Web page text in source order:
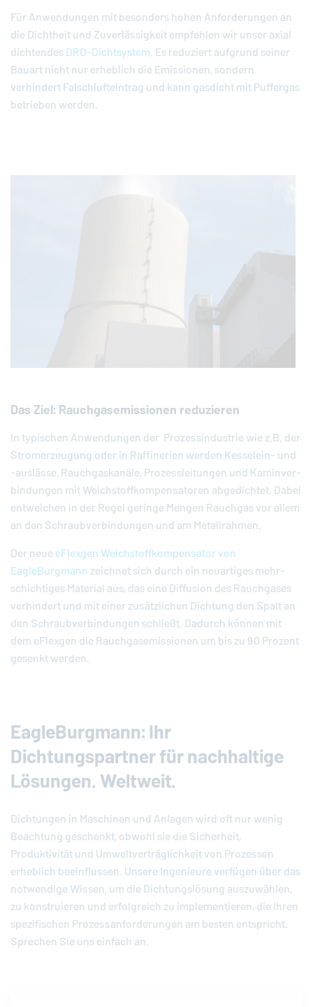
Für Anwendungen mit besonders hohen Anforderungen an
die Dichtheit und Zuverlässigkeit empfehlen wir unser axial
dichtendesDRO-Dichtsystem. Es reduziert aufgrund seiner
Bauart nicht nur erheblich die Emissionen, sondern
verhindert Falschlufteintrag und kann gasdicht mit Puffergas
betrieben werden.
Das Ziel: Rauchgasemissionen reduzieren
In ty­pi­schen An­wen­dun­gen der Pro­zess­in­dus­trie wie z.B. der
Strom­er­zeu­gung oder in Raf­fi­ne­ri­en werden Kes­selein- und
-aus­läs­se, Rauch­gas­ka­nä­le, Pro­zess­lei­tun­gen und Ka­min­ver­
bin­dun­gen mit Weich­stoff­kom­pen­sa­to­ren ab­ge­dich­tet. Dabei
ent­wei­chen in der Regel geringe Mengen Rauchgas vor allem
an den Schraub­ver­bin­dun­gen und am Me­tall­rah­men.
Der neueeFlexgen Weich­stoff­kom­pen­sa­tor von
EagleBurgmannzeichnet sich durch ein neu­ar­ti­ges mehr­
schich­ti­ges Material aus, das eine Dif­fu­si­on des Rauch­ga­ses
ver­hin­dert und mit einer zu­sätz­li­chen Dichtung den Spalt an
den Schraub­ver­bin­dun­gen schließt. Dadurch können mit
dem eFlexgen die Rauch­gas­emis­sio­nen um bis zu 90 Prozent
gesenkt werden.
EagleBurgmann: Ihr
Dichtungspartner für nachhaltige
Lösungen. Weltweit.
Dichtungen in Maschinen und Anlagen wird oft nur wenig
Beachtung geschenkt, obwohl sie die Sicherheit,
Produktivität und Umweltverträglichkeit von Prozessen
erheblich beeinflussen. Unsere Ingenieure verfügen über das
notwendige Wissen, um die Dichtungslösung auszuwählen,
zu konstruieren und erfolgreich zu implementieren, die Ihren
spezifischen Prozessanforderungen am besten entspricht.
Sprechen Sie uns einfach an.